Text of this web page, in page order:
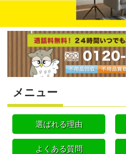
メニュー
選ばれる理由
よくある質問